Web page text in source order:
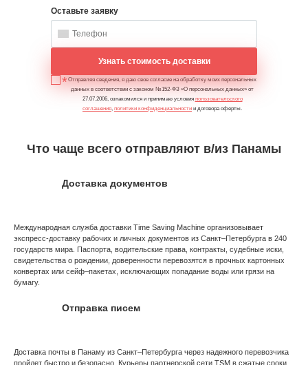
Оставьте заявку
Узнать стоимость доставки
Отправляя сведения, я даю свое согласие на обработку моих персональных
данных в соответствии с законом №152-ФЗ «О персональных данных» от
27.07.2006, ознакомился и принимаю условия пользовательского
соглашения, политики конфиденциальности и договора оферты.
Что чаще всего отправляют в/из Панамы
Доставка документов
Международная служба доставки Time Saving Machine организовывает
экспресс-доставку рабочих и личных документов из Санкт–Петербурга в 240
государств мира. Паспорта, водительские права, контракты, судебные иски,
свидетельства о рождении, доверенности перевозятся в прочных картонных
конвертах или сейф–пакетах, исключающих попадание воды или грязи на
бумагу.
Отправка писем
Доставка почты в Панаму из Санкт–Петербурга через надежного перевозчика
пройдет быстро и безопасно. Курьеры партнерской сети TSM в сжатые сроки